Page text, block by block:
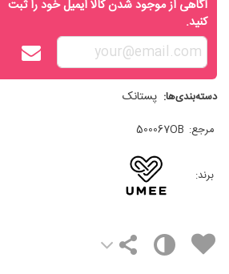
آگاهی از موجود شدن کالا ایمیل خود را ثبت
کنید.
دسته‌بندی‌ها: پستانک
مرجع: 500067OB
برند: